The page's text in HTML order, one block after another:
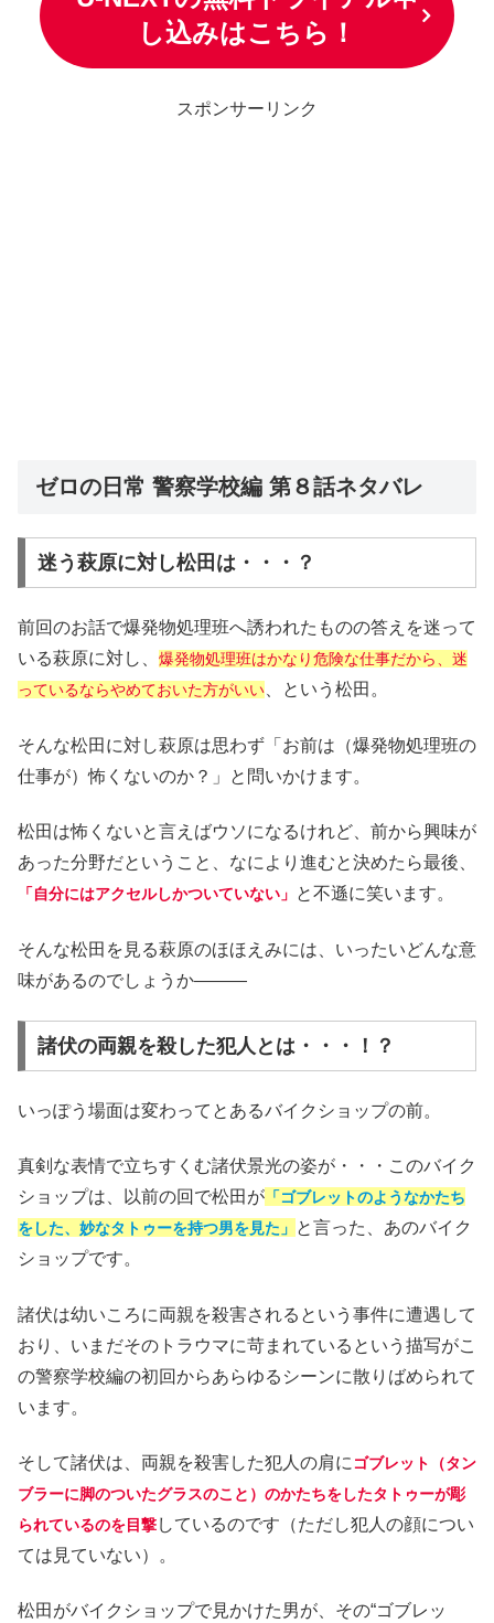
し込みはこちら！
スポンサーリンク
ゼロの日常 警察学校編 第８話ネタバレ
迷う萩原に対し松田は・・・？
前回のお話で爆発物処理班へ誘われたものの答えを迷って
いる萩原に対し、 爆発物処理班はかなり危険な仕事だから、迷
っているならやめておいた方がいい 、という松田。
そんな松田に対し萩原は思わず「お前は（爆発物処理班の
仕事が）怖くないのか？」と問いかけます。
松田は怖くないと言えばウソになるけれど、前から興味が
あった分野だということ、なにより進むと決めたら最後、
「自分にはアクセルしかついていない」 と不遜に笑います。
そんな松田を見る萩原のほほえみには、いったいどんな意
味があるのでしょうか―――
諸伏の両親を殺した犯人とは・・・！？
いっぽう場面は変わってとあるバイクショップの前。
真剣な表情で立ちすくむ諸伏景光の姿が・・・このバイク
ショップは、以前の回で松田が 「ゴブレットのようなかたち
をした、妙なタトゥーを持つ男を見た」 と言った、あのバイク
ショップです。
諸伏は幼いころに両親を殺害されるという事件に遭遇して
おり、いまだそのトラウマに苛まれているという描写がこ
の警察学校編の初回からあらゆるシーンに散りばめられて
います。
そして諸伏は、両親を殺害した犯人の肩に ゴブレット（タン
ブラーに脚のついたグラスのこと）のかたちをしたタトゥーが彫
られているのを目撃しているのです（ただし犯人の顔につい
ては見ていない）。
松田がバイクショップで見かけた男が、その“ゴブレッ